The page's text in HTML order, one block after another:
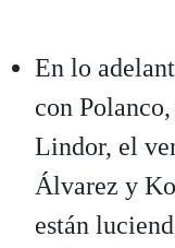
En lo
con
Lindor, el
Álvarez y
están